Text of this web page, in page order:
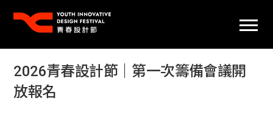
2026青春設計節｜第一次籌備會議開
放報名